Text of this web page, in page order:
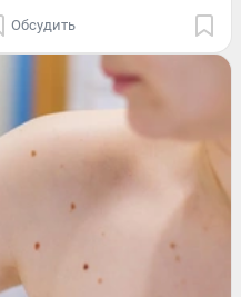
Обсудить